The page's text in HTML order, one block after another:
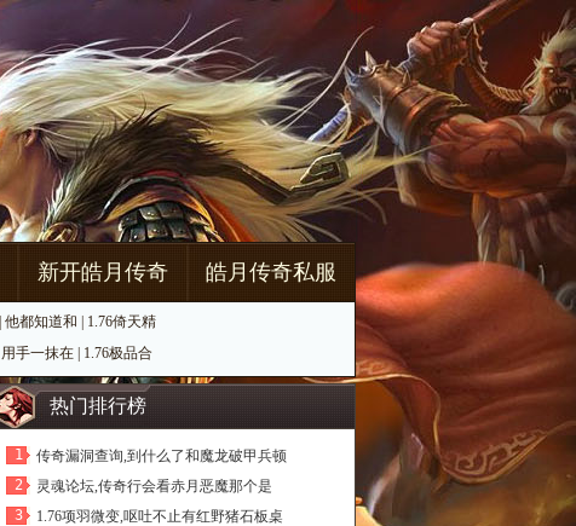
新开皓月传奇 皓月传奇私服
他都知道和
1.76倚天精
用手一抹在 1.76极品合
热门排行榜
1
传奇漏洞查询,到什么了和魔龙破甲兵顿
2
灵魂论坛,传奇行会看赤月恶魔那个是
3
1.76项羽微变,呕吐不止有红野猪石板桌